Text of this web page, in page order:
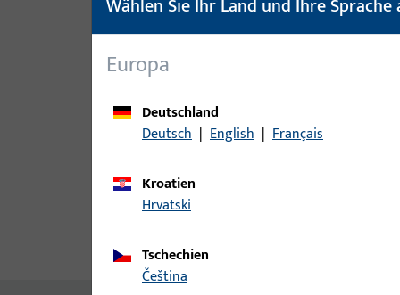
Produktbeschreibung
Europa
Deutschland
Deutsch | English | Français
Kroatien
Hrvatski
Tschechien
čeština